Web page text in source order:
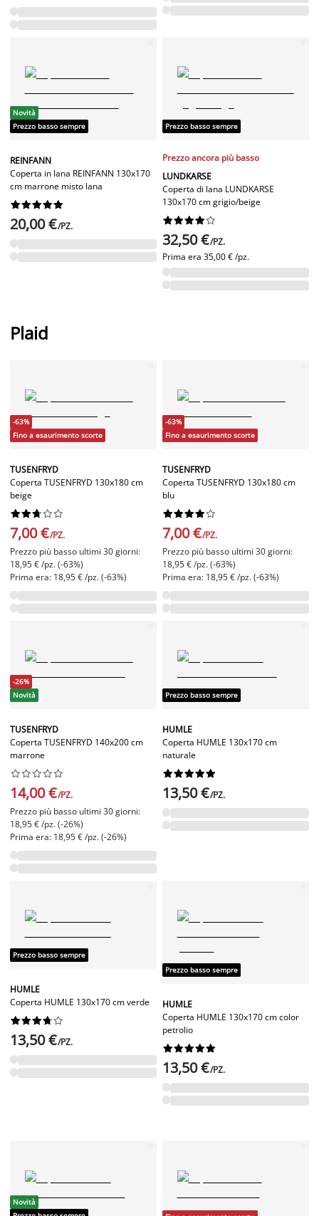
Novità
Prezzo basso sempre
REINFANN
Coperta in lana REINFANN 130x170
cm marrone misto lana






20,00 €/PZ.
Prezzo basso sempre
Prezzo ancora più basso
LUNDKARSE
Coperta di lana LUNDKARSE
130x170 cm grigio/beige






32,50 €/PZ.
Prima era 35,00 € /pz.
Plaid
-63%
Fino a esaurimento scorte
TUSENFRYD
Coperta TUSENFRYD 130x180 cm
beige






7,00 €/PZ.
Prezzo più basso ultimi 30 giorni:
18,95 € /pz. (-63%)
Prima era: 18,95 € /pz. (-63%)
-63%
Fino a esaurimento scorte
TUSENFRYD
Coperta TUSENFRYD 130x180 cm
blu






7,00 €/PZ.
Prezzo più basso ultimi 30 giorni:
18,95 € /pz. (-63%)
Prima era: 18,95 € /pz. (-63%)
-26%
Novità
TUSENFRYD
Coperta TUSENFRYD 140x200 cm
marrone






14,00 €/PZ.
Prezzo più basso ultimi 30 giorni:
18,95 € /pz. (-26%)
Prima era: 18,95 € /pz. (-26%)
Prezzo basso sempre
HUMLE
Coperta HUMLE 130x170 cm
naturale






13,50 €/PZ.
Prezzo basso sempre
HUMLE
Coperta HUMLE 130x170 cm verde






13,50 €/PZ.
Prezzo basso sempre
HUMLE
Coperta HUMLE 130x170 cm color
petrolio






13,50 €/PZ.
Novità